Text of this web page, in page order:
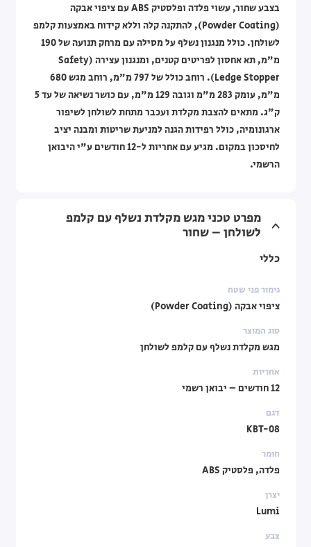
בצבע שחור, עשוי פלדה ופלסטיק ABS עם ציפוי אבקה
(Powder Coating), להתקנה קלה וללא קידוח באמצעות קלמפ
לשולחן. כולל מנגנון נשלף על מסילה עם מרחק תנועה של 190
מ"מ, תא אחסון לפריטים קטנים, ומנגנון עצירה (Safety
Ledge Stopper). רוחב כולל של 797 מ"מ, רוחב מגש 680
מ"מ, עומק 283 מ"מ וגובה 129 מ"מ, עם כושר נשיאה של עד 5
ק"ג. מתאים להצבת מקלדת ועכבר מתחת לשולחן לשיפור
ארגונומיה, כולל רפידות הגנה למניעת שריטות ומבנה יציב
לחיסכון במקום. מגיע עם אחריות ל-12 חודשים ע"י היבואן
הרשמי.
מפרט טכני מגש מקלדת נשלף עם קלמפ
לשולחן – שחור
כללי
גימור פני שטח
ציפוי אבקה (Powder Coating)
סוג המוצר
מגש מקלדת נשלף עם קלמפ לשולחן
אחריות
12 חודשים – יבואן רשמי
דגם
KBT-08
חומר
פלדה, פלסטיק ABS
יצרן
Lumi
צבע